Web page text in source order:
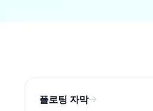
플로팅 자막